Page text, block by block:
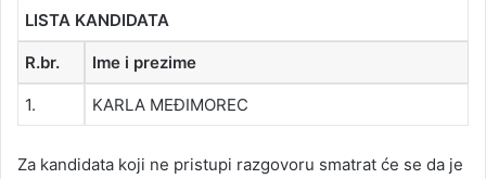
LISTA KANDIDATA
R.br. Ime i prezime
1. KARLA MEĐIMOREC
Za kandidata koji ne pristupi razgovoru smatrat će se da je